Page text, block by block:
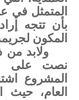
المتمثل في
بأن تتجه
المكون
ولابد من
نصت على
المشروع
العام، حيث